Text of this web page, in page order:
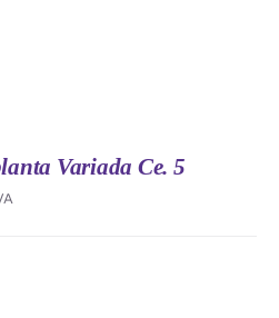
Variada Ce. 5